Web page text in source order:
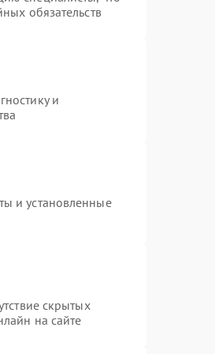
обязательств
и
и установленные
скрытых
на сайте